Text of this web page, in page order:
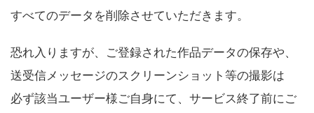
すべてのデータを削除させていただきます。
恐れ入りますが、ご登録された作品データの保存や、
送受信メッセージのスクリーンショット等の撮影は
必ず該当ユーザー様ご自身にて、サービス終了前にご